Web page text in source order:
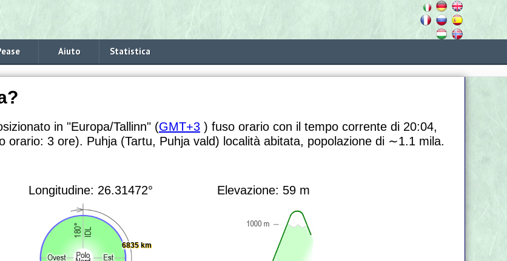
Aiuto Statistica
in "Europa/Tallinn" (GMT+3 ) fuso orario con il tempo corrente di 20:04,
orario: 3 ore). Puhja (Tartu, Puhja vald) località abitata, popolazione di ∼1.1 mila.
Longitudine: 26.31472°
6835 km
Elevazione: 59 m